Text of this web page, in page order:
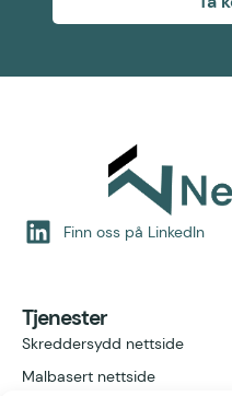
Finn oss på LinkedIn
Tjenester
Skreddersydd nettside
Malbasert nettside